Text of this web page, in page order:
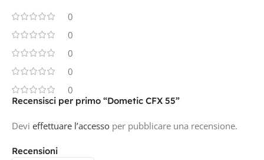
0
0
0
0
0
Recensioni
Recensisci per primo “Dometic CFX 55”
Devi effettuare l’accesso per pubblicare una recensione.